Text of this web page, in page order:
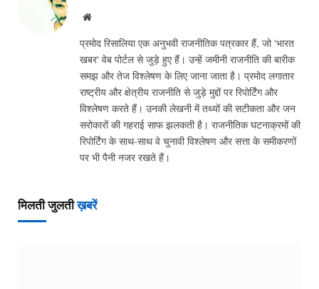
Website
प्रमोद रिसालिया एक अनुभवी राजनीतिक पत्रकार हैं, जो 'भारत
खबर' वेब पोर्टल से जुड़े हुए हैं। उन्हें जमीनी राजनीति की बारीक
समझ और तेज विश्लेषण के लिए जाना जाता है। प्रमोद लगातार
राष्ट्रीय और क्षेत्रीय राजनीति से जुड़े मुद्दों पर रिपोर्टिंग और
विश्लेषण करते हैं। उनकी लेखनी में तथ्यों की सटीकता और जन
सरोकारों की गहराई साफ झलकती है। राजनीतिक घटनाक्रमों की
रिपोर्टिंग के साथ-साथ वे चुनावी विश्लेषण और सत्ता के समीकरणों
पर भी पैनी नजर रखते हैं।
मिलती जुलतीख़बरें